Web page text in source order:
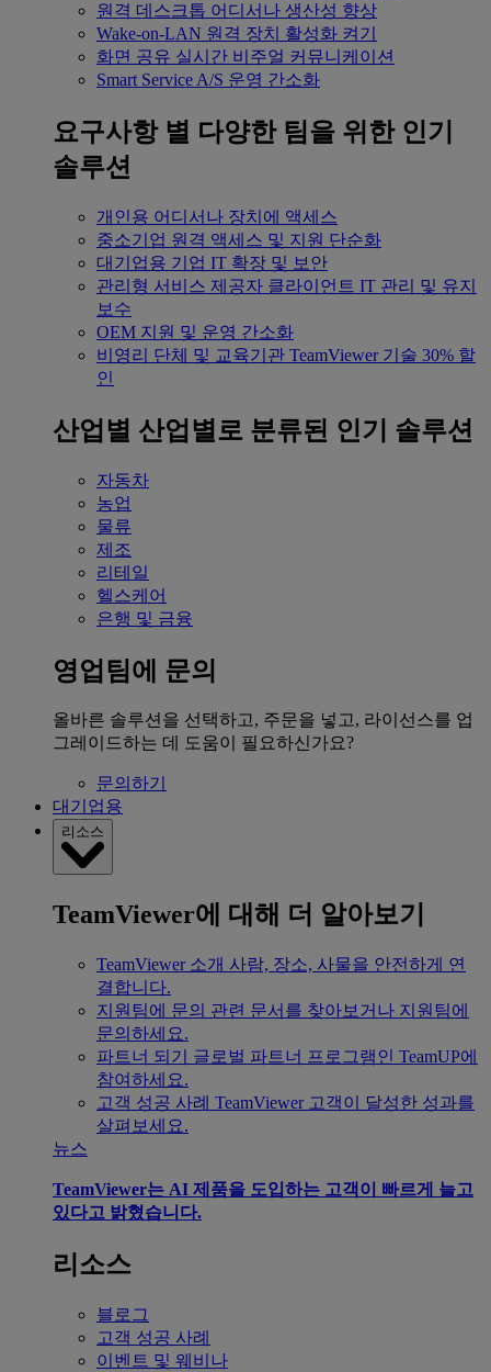
원격 데스크톱 어디서나 생산성 향상
Wake-on-LAN 원격 장치 활성화 켜기
화면 공유 실시간 비주얼 커뮤니케이션
Smart Service A/S 운영 간소화
요구사항 별 다양한 팀을 위한 인기
솔루션
개인용 어디서나 장치에 액세스
중소기업 원격 액세스 및 지원 단순화
대기업용 기업 IT 확장 및 보안
관리형 서비스 제공자 클라이언트 IT 관리 및 유지
보수
OEM 지원 및 운영 간소화
비영리 단체 및 교육기관 TeamViewer 기술 30% 할
인
산업별 산업별로 분류된 인기 솔루션
자동차
농업
물류
제조
리테일
헬스케어
은행 및 금융
영업팀에 문의
올바른 솔루션을 선택하고, 주문을 넣고, 라이선스를 업
그레이드하는 데 도움이 필요하신가요?
문의하기
대기업용
리소스
TeamViewer에 대해 더 알아보기
TeamViewer 소개 사람, 장소, 사물을 안전하게 연
결합니다.
지원팀에 문의 관련 문서를 찾아보거나 지원팀에
문의하세요.
파트너 되기
글로벌 파트너 프로그램인 TeamUP에
참여하세요.
고객 성공 사례 TeamViewer 고객이 달성한 성과를
살펴보세요.
뉴스
TeamViewer는 AI 제품을 도입하는 고객이 빠르게 늘고
있다고 밝혔습니다.
리소스
블로그
고객 성공 사례
이벤트 및 웨비나